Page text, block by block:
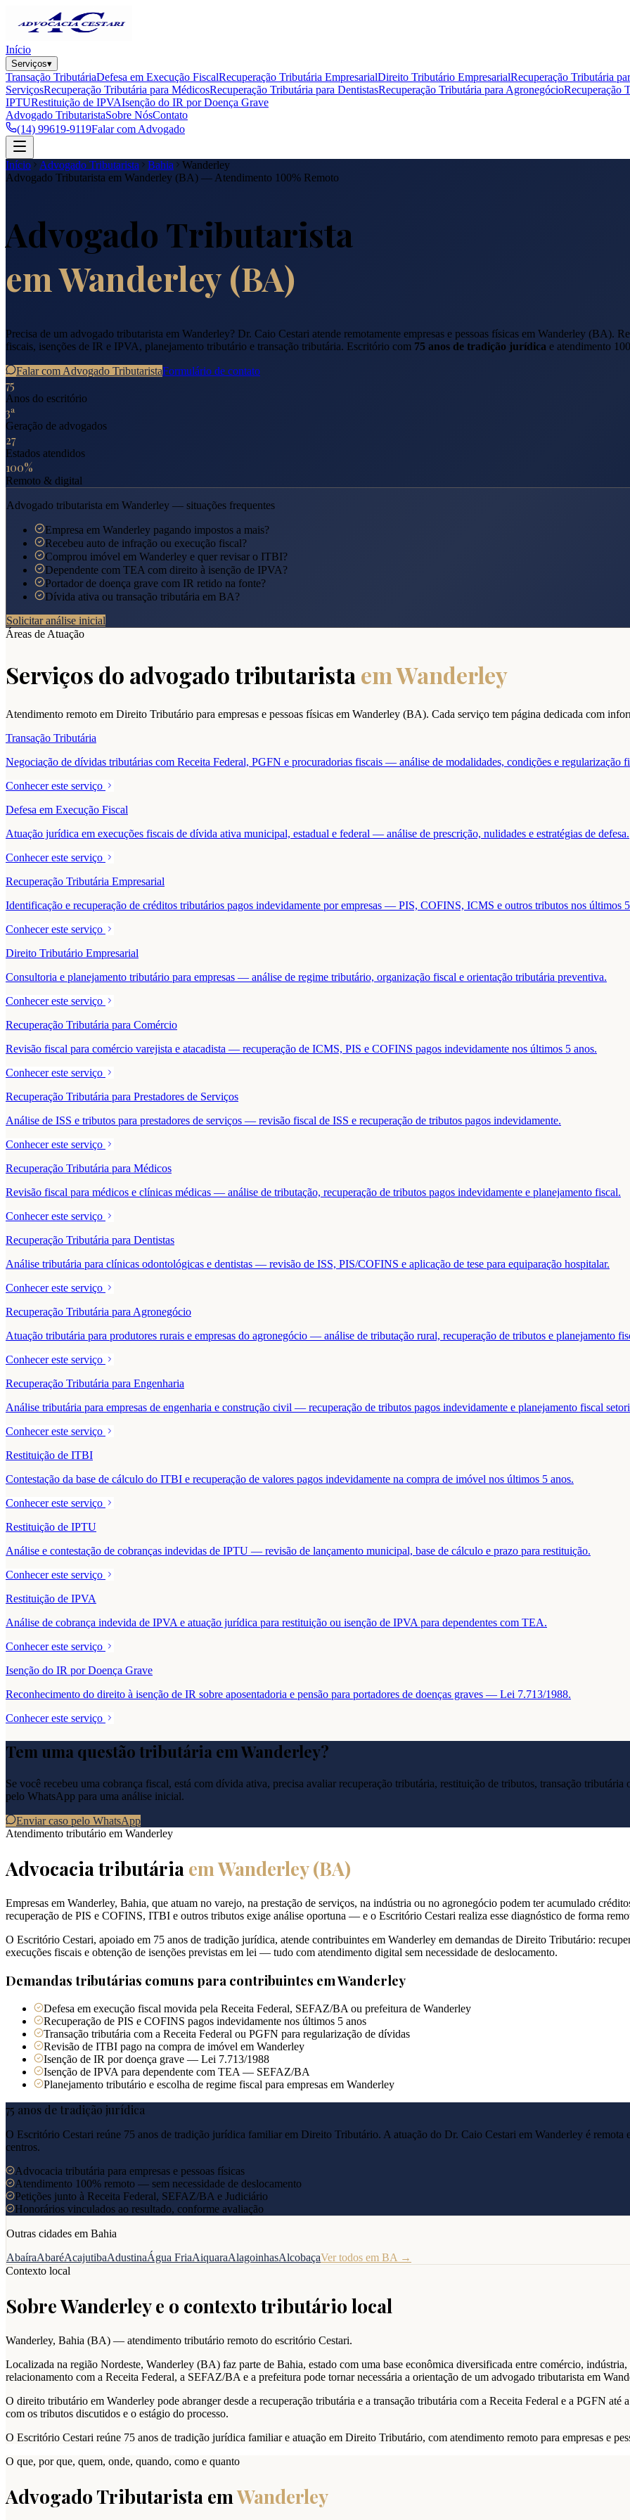
Início
Serviços▾
Transação TributáriaDefesa em Execução FiscalRecuperação Tributária EmpresarialDireito Tributário EmpresarialRecuperação Tributária
ServiçosRecuperação Tributária para MédicosRecuperação Tributária para DentistasRecuperação Tributária para AgronegócioRecuperação
IPTURestituição de IPVAIsenção do IR por Doença Grave
Advogado TributaristaSobre NósContato
(14) 99619-9119Falar com Advogado
Início Advogado Tributarista Bahia
Wanderley
Advogado Tributarista em Wanderley (BA) — Atendimento 100% Remoto
Advogado Tributarista
emWanderley (BA)
Precisa de um advogado tributarista em Wanderley? Dr. Caio Cestari atende remotamente empresas e pessoas físicas em Wanderley (BA).
fiscais, isenções de IR e IPVA, planejamento tributário e transação tributária. Escritório com 75 anos de tradição jurídica e atendimento
Falar com Advogado TributaristaFormulário de contato
75
Anos do escritório
3ª
Geração de advogados
27
Estados atendidos
100%
Remoto & digital
Advogado tributarista em Wanderley — situações frequentes
Empresa em Wanderley pagando impostos a mais?
Recebeu auto de infração ou execução fiscal?
Comprou imóvel em Wanderley e quer revisar o ITBI?
Dependente com TEA com direito à isenção de IPVA?
Portador de doença grave com IR retido na fonte?
Dívida ativa ou transação tributária em BA?
Solicitar análise inicial
Áreas de Atuação
Serviços do advogado tributaristaemWanderley
Atendimento remoto em Direito Tributário para empresas e pessoas físicas em Wanderley (BA). Cada serviço tem página dedicada com
Transação Tributária
Negociação de dívidas tributárias com Receita Federal, PGFN e procuradorias fiscais — análise de modalidades, condições e regularização
Conhecer este serviço
Defesa em Execução Fiscal
Atuação jurídica em execuções fiscais de dívida ativa municipal, estadual e federal — análise de prescrição, nulidades e estratégias de defesa.
Conhecer este serviço
Recuperação Tributária Empresarial
Identificação e recuperação de créditos tributários pagos indevidamente por empresas — PIS, COFINS, ICMS e outros tributos nos últimos
Conhecer este serviço
Direito Tributário Empresarial
Consultoria e planejamento tributário para empresas — análise de regime tributário, organização fiscal e orientação tributária preventiva.
Conhecer este serviço
Recuperação Tributária para Comércio
Revisão fiscal para comércio varejista e atacadista — recuperação de ICMS, PIS e COFINS pagos indevidamente nos últimos 5 anos.
Conhecer este serviço
Recuperação Tributária para Prestadores de Serviços
Análise de ISS e tributos para prestadores de serviços — revisão fiscal de ISS e recuperação de tributos pagos indevidamente.
Conhecer este serviço
Recuperação Tributária para Médicos
Revisão fiscal para médicos e clínicas médicas — análise de tributação, recuperação de tributos pagos indevidamente e planejamento fiscal.
Conhecer este serviço
Recuperação Tributária para Dentistas
Análise tributária para clínicas odontológicas e dentistas — revisão de ISS, PIS/COFINS e aplicação de tese para equiparação hospitalar.
Conhecer este serviço
Recuperação Tributária para Agronegócio
Atuação tributária para produtores rurais e empresas do agronegócio — análise de tributação rural, recuperação de tributos e planejamento
Conhecer este serviço
Recuperação Tributária para Engenharia
Análise tributária para empresas de engenharia e construção civil — recuperação de tributos pagos indevidamente e planejamento fiscal
Conhecer este serviço
Restituição de ITBI
Contestação da base de cálculo do ITBI e recuperação de valores pagos indevidamente na compra de imóvel nos últimos 5 anos.
Conhecer este serviço
Restituição de IPTU
Análise e contestação de cobranças indevidas de IPTU — revisão de lançamento municipal, base de cálculo e prazo para restituição.
Conhecer este serviço
Restituição de IPVA
Análise de cobrança indevida de IPVA e atuação jurídica para restituição ou isenção de IPVA para dependentes com TEA.
Conhecer este serviço
Isenção do IR por Doença Grave
Reconhecimento do direito à isenção de IR sobre aposentadoria e pensão para portadores de doenças graves — Lei 7.713/1988.
Conhecer este serviço
Tem uma questão tributária emWanderley?
Se você recebeu uma cobrança fiscal, está com dívida ativa, precisa avaliar recuperação tributária, restituição de tributos, transação tributária
pelo WhatsApp para uma análise inicial.
Enviar caso pelo WhatsApp
Atendimento tributário em Wanderley
Advocacia tributáriaemWanderley(BA)
Empresas em Wanderley, Bahia, que atuam no varejo, na prestação de serviços, na indústria ou no agronegócio podem ter acumulado
recuperação de PIS e COFINS, ITBI e outros tributos exige análise oportuna — e o Escritório Cestari realiza esse diagnóstico de forma
O Escritório Cestari, apoiado em 75 anos de tradição jurídica, atende contribuintes em Wanderley em demandas de Direito Tributário:
execuções fiscais e obtenção de isenções previstas em lei — tudo com atendimento digital sem necessidade de deslocamento.
Demandas tributárias comuns para contribuintes emWanderley
Defesa em execução fiscal movida pela Receita Federal, SEFAZ/BA ou prefeitura de Wanderley
Recuperação de PIS e COFINS pagos indevidamente nos últimos 5 anos
Transação tributária com a Receita Federal ou PGFN para regularização de dívidas
Revisão de ITBI pago na compra de imóvel em Wanderley
Isenção de IR por doença grave — Lei 7.713/1988
Isenção de IPVA para dependente com TEA — SEFAZ/BA
Planejamento tributário e escolha de regime fiscal para empresas em Wanderley
75 anos de tradição jurídica
O Escritório Cestari reúne 75 anos de tradição jurídica familiar em Direito Tributário. A atuação do Dr. Caio Cestari em Wanderley é remota
centros.
Advocacia tributária para empresas e pessoas físicas
Atendimento 100% remoto — sem necessidade de deslocamento
Petições junto à Receita Federal, SEFAZ/BA e Judiciário
Honorários vinculados ao resultado, conforme avaliação
Outras cidades em Bahia
AbaíraAbaréAcajutibaAdustinaÁgua FriaAiquaraAlagoinhasAlcobaçaVer todos em BA →
Contexto local
SobreWanderleye o contexto tributário local
Wanderley, Bahia (BA) — atendimento tributário remoto do escritório Cestari.
Localizada na região Nordeste, Wanderley (BA) faz parte de Bahia, estado com uma base econômica diversificada entre comércio, indústria,
relacionamento com a Receita Federal, a SEFAZ/BA e a prefeitura pode tornar necessária a orientação de um advogado tributarista em
O direito tributário em Wanderley pode abranger desde a recuperação tributária e a transação tributária com a Receita Federal e a PGFN até
com os tributos discutidos e o estágio do processo.
O Escritório Cestari reúne 75 anos de tradição jurídica familiar e atuação em Direito Tributário, com atendimento remoto para empresas e
O que, por que, quem, onde, quando, como e quanto
Advogado Tributarista emWanderley